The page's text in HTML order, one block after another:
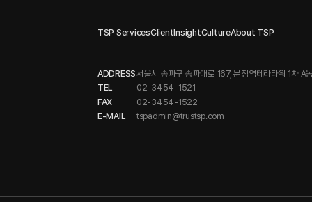
TSP ServicesClientInsightCultureAbout TSP
ADDRESS서울시 송파구 송파대로 167, 문정역테라타워 1차
TEL
02-3454-1521
FAX
02-3454-1522
E-MAIL
tspadmin@trustsp.com